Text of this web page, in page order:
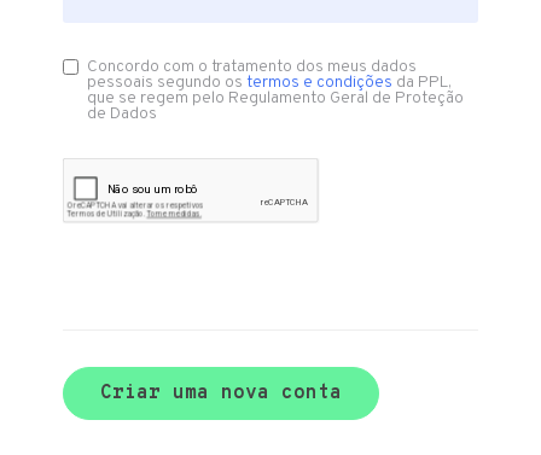
Concordo com o tratamento dos meus dados
pessoais segundo ostermos e condições da PPL,
que se regem pelo Regulamento Geral de Proteção
de Dados
Criar uma nova conta